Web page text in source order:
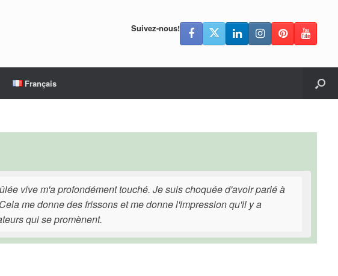
Suivez-nous!
Français
vive m'a profondément touché. Je suis choquée d'avoir parlé à
me donne des frissons et me donne l'impression qu'il y a
qui se promènent.